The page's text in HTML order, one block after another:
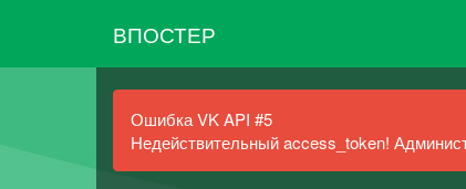
ВПОСТЕР
Ошибка VK API #5
Недействительный access_token!